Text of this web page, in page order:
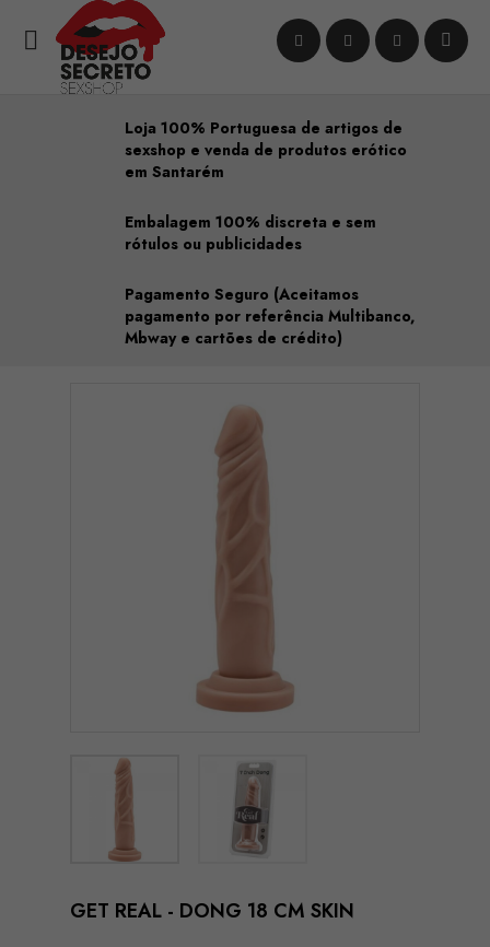

Loja 100% Portuguesa de artigos de
sexshop e venda de produtos erótico
em Santarém
Embalagem 100% discreta e sem
rótulos ou publicidades
Pagamento Seguro (Aceitamos
pagamento por referência Multibanco,
Mbway e cartões de crédito)
GET REAL - DONG 18 CM SKIN